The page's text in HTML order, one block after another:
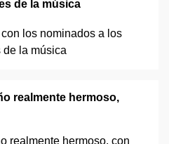
de la música
realmente hermoso,